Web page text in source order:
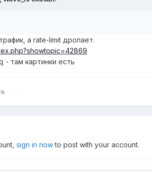
а rate-limit дропает.
- там картинки есть
sign in nowto post with your account.